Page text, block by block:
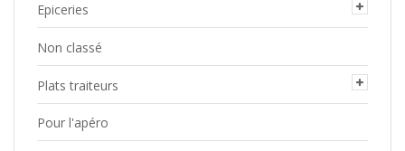
Epiceries
Non classé
Plats traiteurs
Pour l'apéro